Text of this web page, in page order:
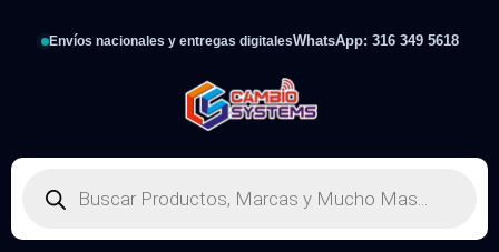
Envíos nacionales y entregas digitalesWhatsApp: 316 349 5618